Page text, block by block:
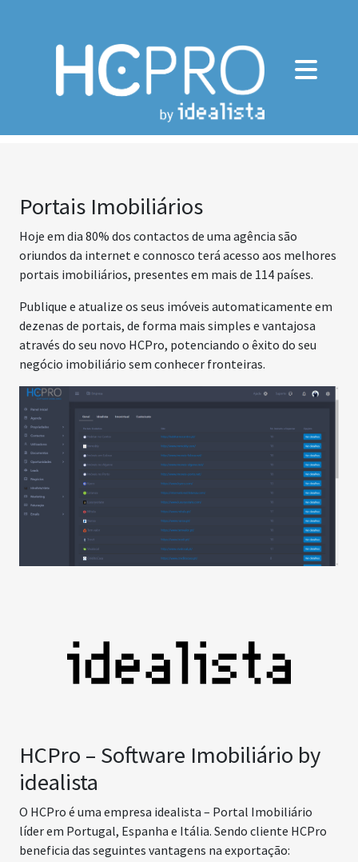
Portais Imobiliários
Hoje em dia 80% dos contactos de uma agência são
oriundos da internet e connosco terá acesso aos melhores
portais imobiliários, presentes em mais de 114 países.
Publique e atualize os seus imóveis automaticamente em
dezenas de portais, de forma mais simples e vantajosa
através do seu novo HCPro, potenciando o êxito do seu
negócio imobiliário sem conhecer fronteiras.
HCPro – Software Imobiliário by
idealista
O HCPro é uma empresa idealista – Portal Imobiliário
líder em Portugal, Espanha e Itália. Sendo cliente HCPro
beneficia das seguintes vantagens na exportação: